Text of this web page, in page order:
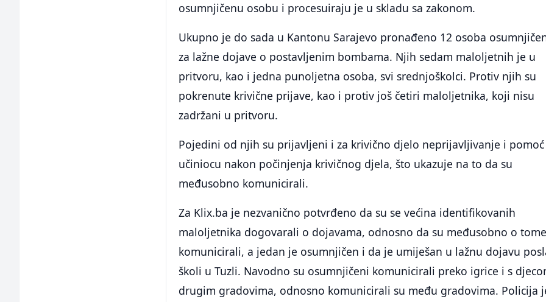
osumnjičenu osobu i procesuiraju je u skladu sa zakonom.
Ukupno je do sada u Kantonu Sarajevo pronađeno 12 osoba
za lažne dojave o postavljenim bombama. Njih sedam maloljetnih je u
pritvoru, kao i jedna punoljetna osoba, svi srednjoškolci. Protiv njih su
pokrenute krivične prijave, kao i protiv još četiri maloljetnika, koji nisu
zadržani u pritvoru.
Pojedini od njih su prijavljeni i za krivično djelo neprijavljivanje i pomoć
učiniocu nakon počinjenja krivičnog djela, što ukazuje na to da su
međusobno komunicirali.
Za Klix.ba je nezvanično potvrđeno da su se većina identifikovanih
maloljetnika dogovarali o dojavama, odnosno da su međusobno o tome
komunicirali, a jedan je osumnjičen i da je umiješan u lažnu dojavu
školi u Tuzli. Navodno su osumnjičeni komunicirali preko igrice i s
drugim gradovima, odnosno komunicirali su među gradovima. Policija